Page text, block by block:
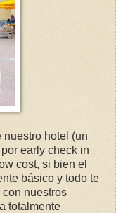
nuestro hotel (un
early check in
cost, si bien el
básico y todo te
con nuestros
totalmente